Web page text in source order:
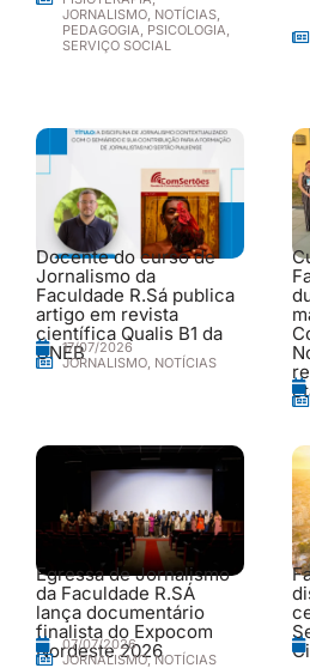
JORNALISMO, NOTÍCIAS,
PEDAGOGIA, PSICOLOGIA,
SERVIÇO SOCIAL
Docente do curso de
Jornalismo da
Faculdade R.Sá publica
artigo em revista
científica Qualis B1 da
UNEB17/07/2026
JORNALISMO NOTÍCIAS
Egressa de Jornalismo
da Faculdade R.SÁ
lança documentário
finalista do Expocom
Nordeste 2026
07/07/2026
JORNALISMO,NOTÍCIAS